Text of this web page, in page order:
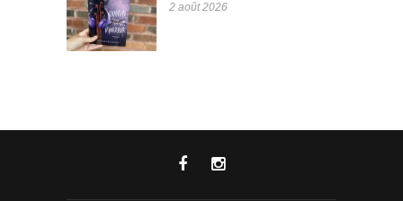
2 août 2026